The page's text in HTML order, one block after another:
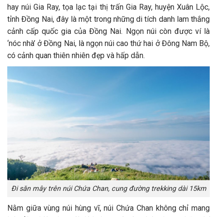
hay núi Gia Ray, tọa lạc tại thị trấn Gia Ray, huyện Xuân Lộc,
tỉnh Đồng Nai, đây là một trong những di tích danh lam thắng
cảnh cấp quốc gia của Đồng Nai. Ngọn núi còn được ví là
‘nóc nhà’ ở Đồng Nai, là ngọn núi cao thứ hai ở Đông Nam Bộ,
có cảnh quan thiên nhiên đẹp và hấp dẫn.
Đi săn mây trên núi Chứa Chan, cung đường trekking dài 15km
Nằm giữa vùng núi hùng vĩ, núi Chứa Chan không chỉ mang